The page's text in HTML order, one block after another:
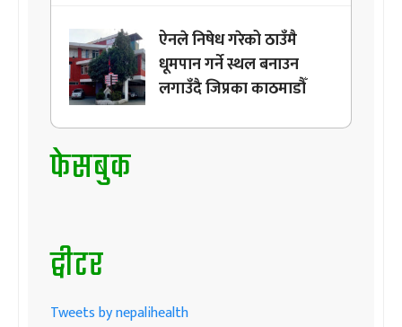
ऐनले निषेध गरेको ठाउँमै
धूमपान गर्ने स्थल बनाउन
लगाउँदै जिप्रका काठमाडौँ
फेसबुक
ट्वीटर
Tweets by nepalihealth